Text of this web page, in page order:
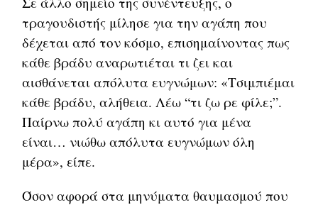
τραγουδιστής μίλησε για την αγάπη που
δέχεται από τον κόσμο, επισημαίνοντας πως
κάθε βράδυ αναρωτιέται τι ζει και
αισθάνεται απόλυτα ευγνώμων: «Τσιμπιέμαι
κάθε βράδυ, αλήθεια. Λέω “τι ζω ρε φίλε;”.
Παίρνω πολύ αγάπη κι αυτό για μένα
είναι… νιώθω απόλυτα ευγνώμων όλη
μέρα», είπε.
Όσον αφορά στα μηνύματα θαυμασμού που